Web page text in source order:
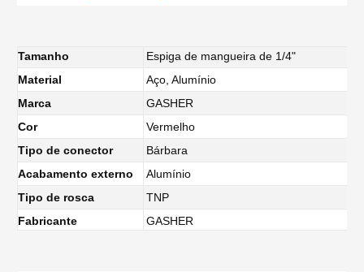
Tamanho
Espiga de mangueira de 1/4"
Material
Aço, Alumínio
Marca
GASHER
Cor
Vermelho
Tipo de conector
Bárbara
Acabamento externo
Alumínio
Tipo de rosca
TNP
Fabricante
GASHER